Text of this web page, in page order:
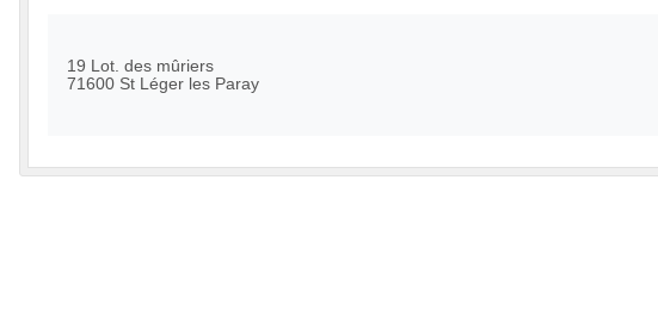
19 Lot. des mûriers
71600 St Léger les Paray